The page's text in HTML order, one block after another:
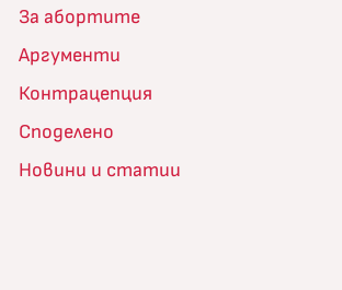
За абортите
Аргументи
Контрацепция
Споделено
Новини и статии